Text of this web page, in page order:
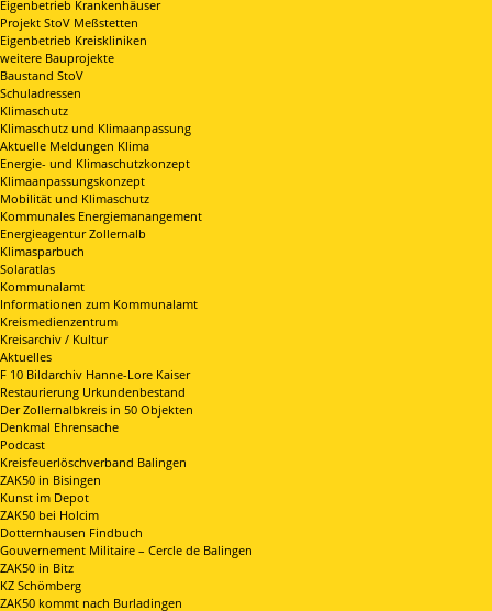
Eigenbetrieb Krankenhäuser
Projekt StoV Meßstetten
Eigenbetrieb Kreiskliniken
weitere Bauprojekte
Baustand StoV
Schuladressen
Klimaschutz
Klimaschutz und Klimaanpassung
Aktuelle Meldungen Klima
Energie- und Klimaschutzkonzept
Klimaanpassungskonzept
Mobilität und Klimaschutz
Kommunales Energiemanangement
Energieagentur Zollernalb
Klimasparbuch
Solaratlas
Kommunalamt
Informationen zum Kommunalamt
Kreismedienzentrum
Kreisarchiv / Kultur
Aktuelles
F 10 Bildarchiv Hanne-Lore Kaiser
Restaurierung Urkundenbestand
Der Zollernalbkreis in 50 Objekten
Denkmal Ehrensache
Podcast
Kreisfeuerlöschverband Balingen
ZAK50 in Bisingen
Kunst im Depot
ZAK50 bei Holcim
Dotternhausen Findbuch
Gouvernement Militaire – Cercle de Balingen
ZAK50 in Bitz
KZ Schömberg
ZAK50 kommt nach Burladingen